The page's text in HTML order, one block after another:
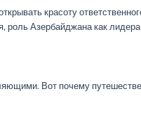
красоту
роль Азербайджана как
Вот почему